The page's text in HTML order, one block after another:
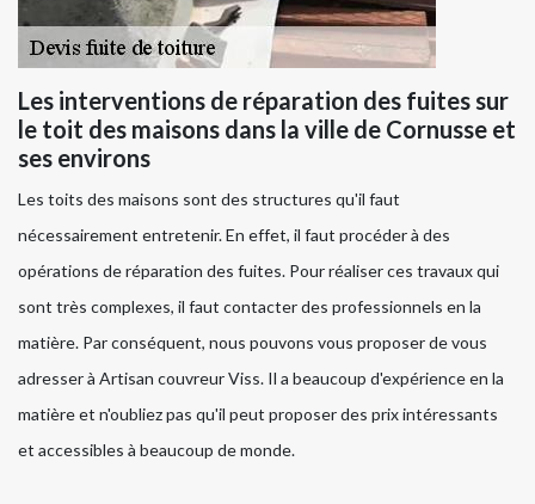
Les interventions de réparation des fuites sur
le toit des maisons dans la ville de Cornusse et
ses environs
Les toits des maisons sont des structures qu'il faut
nécessairement entretenir. En effet, il faut procéder à des
opérations de réparation des fuites. Pour réaliser ces travaux qui
sont très complexes, il faut contacter des professionnels en la
matière. Par conséquent, nous pouvons vous proposer de vous
adresser à Artisan couvreur Viss. Il a beaucoup d'expérience en la
matière et n'oubliez pas qu'il peut proposer des prix intéressants
et accessibles à beaucoup de monde.